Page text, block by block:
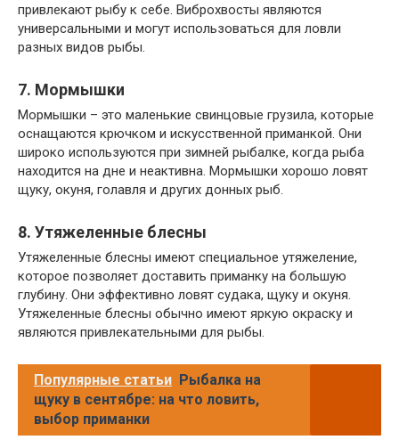
привлекают рыбу к себе. Виброхвосты являются
универсальными и могут использоваться для ловли
разных видов рыбы.
7. Мормышки
Мормышки – это маленькие свинцовые грузила, которые
оснащаются крючком и искусственной приманкой. Они
широко используются при зимней рыбалке, когда рыба
находится на дне и неактивна. Мормышки хорошо ловят
щуку, окуня, голавля и других донных рыб.
8. Утяжеленные блесны
Утяжеленные блесны имеют специальное утяжеление,
которое позволяет доставить приманку на большую
глубину. Они эффективно ловят судака, щуку и окуня.
Утяжеленные блесны обычно имеют яркую окраску и
являются привлекательными для рыбы.
Популярные статьи Рыбалка на
щуку в сентябре: на что ловить,
выбор приманки